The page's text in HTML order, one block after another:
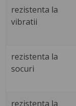
rezistenta la
vibratii
rezistenta la
socuri
rezistenta la